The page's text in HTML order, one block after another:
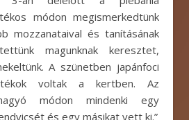
módon megismerkedtünk
mozzanataival és tanításának
magunknak keresztet,
A szünetben japánfoci
voltak a kertben. Az
módon mindenki egy
és egy másikat vett ki.”